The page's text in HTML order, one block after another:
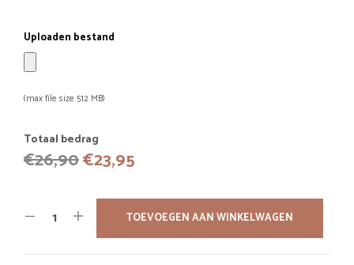
Uploaden bestand
(max file size 512 MB)
Totaal bedrag
€26,90Oorspronkelijke
was:
€26,90.
€23,95
is:
€23,95.
TOEVOEGEN AAN WINKELWAGEN